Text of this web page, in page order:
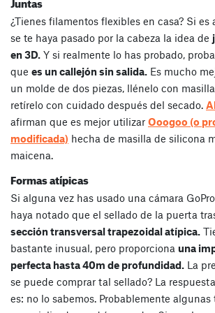
¿Tienes filamentos flexibles en casa? Si es
se te haya pasado por la cabeza la idea de
en 3D. Y si realmente lo has probado,
que es un callejón sin salida. Es mucho
un molde de dos piezas, llénelo con
retírelo con cuidado después del secado.
afirman que es mejor utilizar Ooogoo (o
modificada) hecha de masilla de silicona
maicena.
Formas atípicas
Si alguna vez has usado una cámara
haya notado que el sellado de la puerta
sección transversal trapezoidal atípica.
bastante inusual, pero proporciona una
perfecta hasta 40m de profundidad. La
se puede comprar tal sellado? La
es: no lo sabemos. Probablemente algunas